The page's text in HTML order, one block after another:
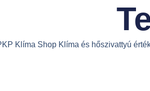
Klíma Shop Klíma és hőszivattyú